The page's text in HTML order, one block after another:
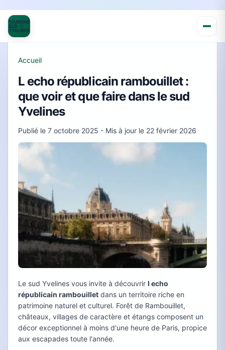
Accueil
L echo républicain rambouillet :
que voir et que faire dans le sud
Yvelines
Publié le 7 octobre 2025 - Mis à jour le 22 février 2026
Le sud Yvelines vous invite à découvrir l echo
républicain rambouillet dans un territoire riche en
patrimoine naturel et culturel. Forêt de Rambouillet,
châteaux, villages de caractère et étangs composent un
décor exceptionnel à moins d'une heure de Paris, propice
aux escapades toute l'année.